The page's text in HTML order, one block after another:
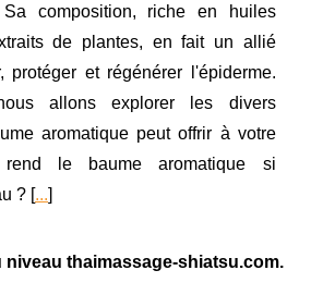
composition, riche en huiles
de plantes, en fait un allié
protéger et régénérer l'épiderme.
allons explorer les divers
aromatique peut offrir à votre
rend le baume aromatique si
? [...]
niveau thaimassage-shiatsu.com.